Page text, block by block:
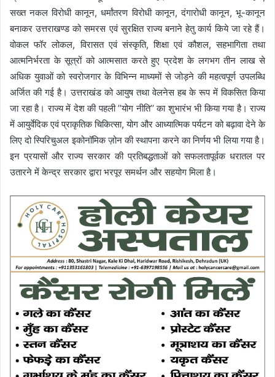
सख्त नकल विरोधी कानून, धर्मांतरण विरोधी कानून, दंगारोधी कानून, भू-कानून
बनाकर उत्तराखण्ड को समरस एवं सुरक्षित राज्य बनाने हेतु कार्य किये जा रहे हैं।
वोकल फॉर लोकल, विरासत एवं संस्कृति, शिक्षा एवं कौशल, सहभागिता तथा
आत्मनिर्भरता के सूत्रों को आत्मसात करते हुए प्रदेश के लगभग तीन लाख से
अधिक युवाओं को स्वरोजगार के विभिन्न माध्यमों से जोड़ने की महत्वपूर्ण उपलब्धि
अर्जित की गई है। उत्तराखंड को आयुष तथा वेलनेस हब के रूप में विकसित किया
जा रहा है। राज्य में देश की पहली ’’योग नीति’’ का शुभारंभ भी किया गया है। राज्य
में आयुर्वेदिक एवं प्राकृतिक चिकित्सा, योग और आध्यात्मिक पर्यटन को बढ़ावा देने के
लिए दो स्पिरिचुअल इकोनॉमिक ज़ोन की स्थापना करने का निर्णय भी लिया गया है।
इन प्रयासों और राज्य सरकार की प्रतिबद्धताओं को सफलतापूर्वक धरातल पर
उतारने में केन्द्र सरकार द्वारा भरपूर समर्थन और सहयोग मिला है।